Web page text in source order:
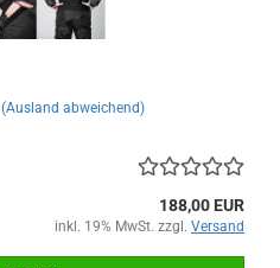
(Ausland abweichend)
188,00 EUR
inkl. 19% MwSt. zzgl. Versand